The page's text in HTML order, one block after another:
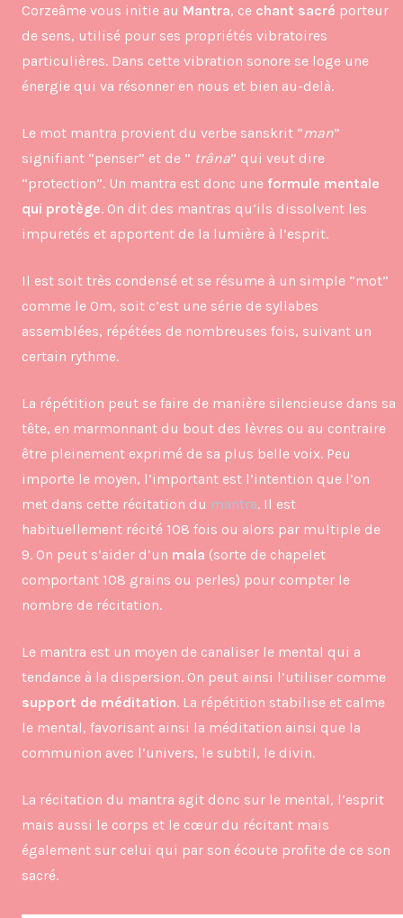
Corzeâme vous initie au Mantra, ce chant sacré porteur
de sens, utilisé pour ses propriétés vibratoires
particulières. Dans cette vibration sonore se loge une
énergie qui va résonner en nous et bien au-delà.
Le mot mantra provient du verbe sanskrit “man”
signifiant “penser” et de ” trâna” qui veut dire
“protection”. Un mantra est donc une formule mentale
qui protège. On dit des mantras qu’ils dissolvent les
impuretés et apportent de la lumière à l’esprit.
Il est soit très condensé et se résume à un simple “mot”
comme le Om, soit c’est une série de syllabes
assemblées, répétées de nombreuses fois, suivant un
certain rythme.
La répétition peut se faire de manière silencieuse dans sa
tête, en marmonnant du bout des lèvres ou au contraire
être pleinement exprimé de sa plus belle voix. Peu
importe le moyen, l’important est l’intention que l’on
met dans cette récitation du mantra. Il est
habituellement récité 108 fois ou alors par multiple de
9. On peut s’aider d’un mala (sorte de chapelet
comportant 108 grains ou perles) pour compter le
nombre de récitation.
Le mantra est un moyen de canaliser le mental qui a
tendance à la dispersion. On peut ainsi l’utiliser comme
support de méditation. La répétition stabilise et calme
le mental, favorisant ainsi la méditation ainsi que la
communion avec l’univers, le subtil, le divin.
La récitation du mantra agit donc sur le mental, l’esprit
mais aussi le corps et le cœur du récitant mais
également sur celui qui par son écoute profite de ce son
sacré.